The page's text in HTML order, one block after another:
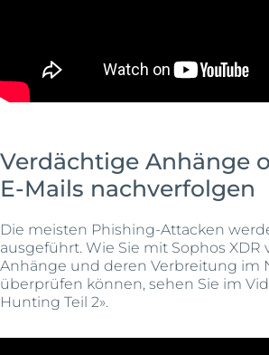
Verdächtige Anhänge
E-Mails nachverfolgen
Die meisten Phishing-Attacken
ausgeführt. Wie Sie mit Sophos XDR
Anhänge und deren Verbreitung im
überprüfen können, sehen Sie im
Hunting Teil 2».